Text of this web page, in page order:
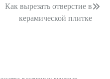
Как вырезать отверстие в
керамической плитке